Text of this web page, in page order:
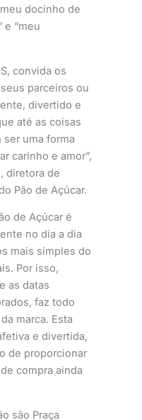
docinho de
e “meu
convida os
parceiros ou
divertido e
até as coisas
uma forma
carinho e amor”,
diretora de
Pão de Açúcar.
de Açúcar é
no dia a dia
mais simples do
Por isso,
as datas
faz todo
marca. Esta
e divertida,
de proporcionar
compra ainda
são Praça